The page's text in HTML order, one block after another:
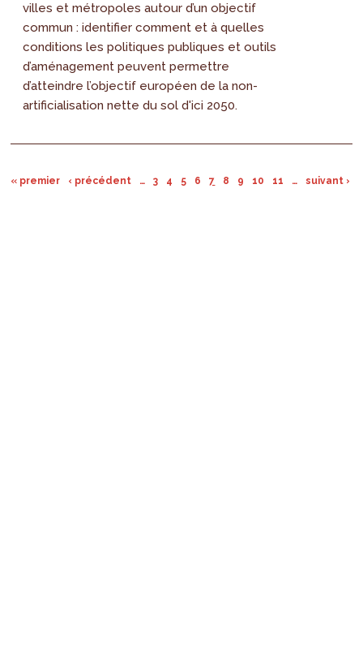
villes et métropoles autour d’un objectif
commun : identifier comment et à quelles
conditions les politiques publiques et outils
d’aménagement peuvent permettre
d’atteindre l’objectif européen de la non-
artificialisation nette du sol d'ici 2050.
« premier ‹ précédent … 3 4 5 6 7 8 9 10 11 … suivant ›